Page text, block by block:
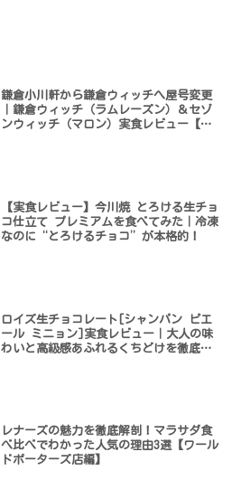
鎌倉小川軒から鎌倉ウィッチへ屋号変更
｜鎌倉ウィッチ（ラムレーズン）＆セゾ
ンウィッチ（マロン）実食レビュー【変
【実食レビュー】今川焼 とろける生チョ
コ仕立て プレミアムを食べてみた｜冷凍
なのに“とろけるチョコ”が本格的！
ロイズ生チョコレート[シャンパン ピエ
ール ミニョン]実食レビュー｜大人の味
わいと高級感あふれるくちどけを徹底解
レナーズの魅力を徹底解剖！マラサダ食
べ比べでわかった人気の理由3選【ワール
ドポーターズ店編】